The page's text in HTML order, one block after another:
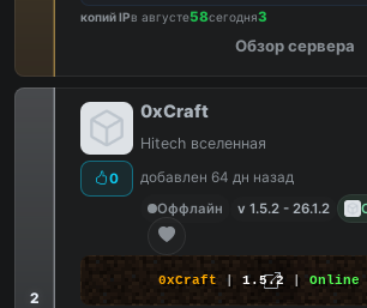
копий IPв августе58сегодня3
Обзор сервера
2
0
0xCraft
Hitech вселенная
добавлен 64 дн назад
Оффлайн
v 1.5.2 - 26.1.2
0xCraft | 1.5.2 | Online